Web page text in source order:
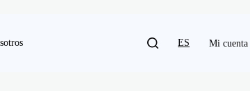
ES Mi cuenta